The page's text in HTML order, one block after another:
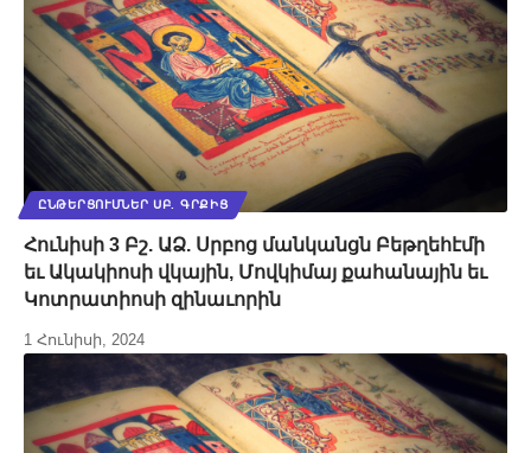
ԸՆԹԵՐՑՈՒՄՆԵՐ ՍԲ. ԳՐՔԻՑ
Հունիսի 3 Բշ. ԱՁ. Սրբոց մանկանցն Բեթղեհէմի
եւ Ակակիոսի վկային, Մովկիմայ քահանային եւ
Կոտրատիոսի զինաւորին
1 Հունիսի, 2024